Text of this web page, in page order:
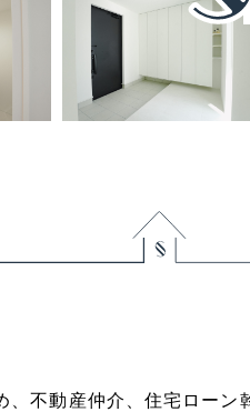
、不動産仲介、住宅ローン